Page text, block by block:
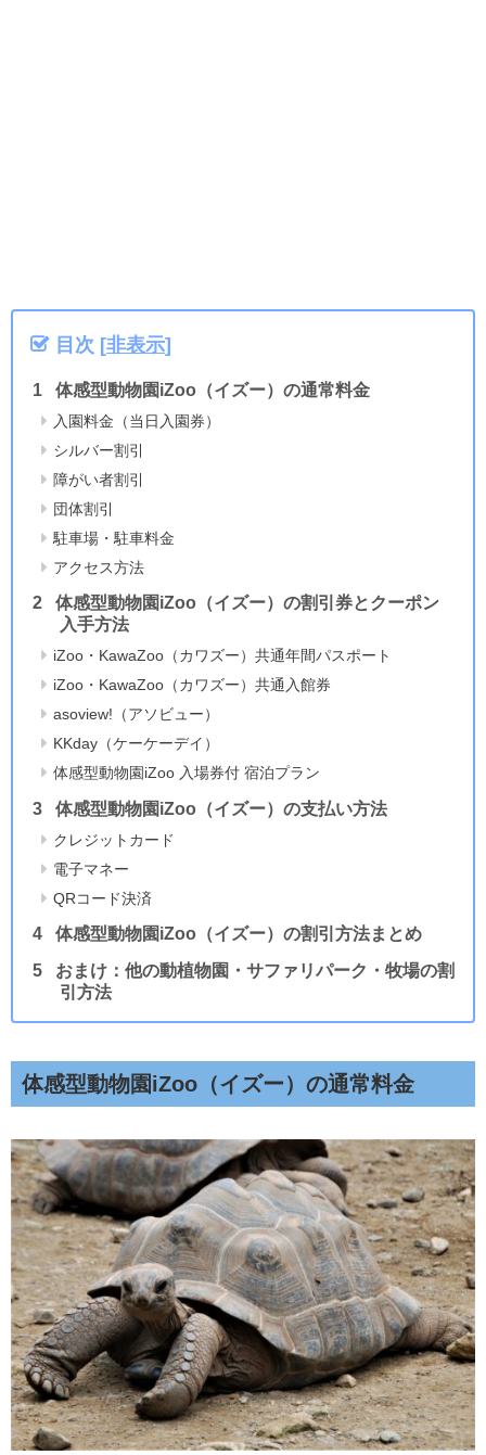
目次 [非表示]
体感型動物園iZoo（イズー）の通常料金
入園料金（当日入園券）
シルバー割引
障がい者割引
団体割引
駐車場・駐車料金
アクセス方法
体感型動物園iZoo（イズー）の割引券とクーポン
入手方法
iZoo・KawaZoo（カワズー）共通年間パスポート
iZoo・KawaZoo（カワズー）共通入館券
asoview!（アソビュー）
KKday（ケーケーデイ）
体感型動物園iZoo 入場券付 宿泊プラン
体感型動物園iZoo（イズー）の支払い方法
クレジットカード
電子マネー
QRコード決済
体感型動物園iZoo（イズー）の割引方法まとめ
おまけ：他の動植物園・サファリパーク・牧場の割
引方法
体感型動物園iZoo（イズー） の通常料金